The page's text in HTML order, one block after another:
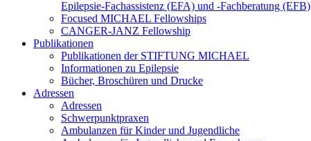
Epilepsie-Fachassistenz (EFA) und -Fachberatung (EFB)
Focused MICHAEL Fellowships
CANGER-JANZ Fellowship
Publikationen
Publikationen der STIFTUNG MICHAEL
Informationen zu Epilepsie
Bücher, Broschüren und Drucke
Adressen
Adressen
Schwerpunktpraxen
Ambulanzen für Kinder und Jugendliche